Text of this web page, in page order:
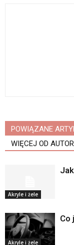
POWIĄZANE
WIĘCEJ OD
Akryle i żele
Akryle i żele
Co